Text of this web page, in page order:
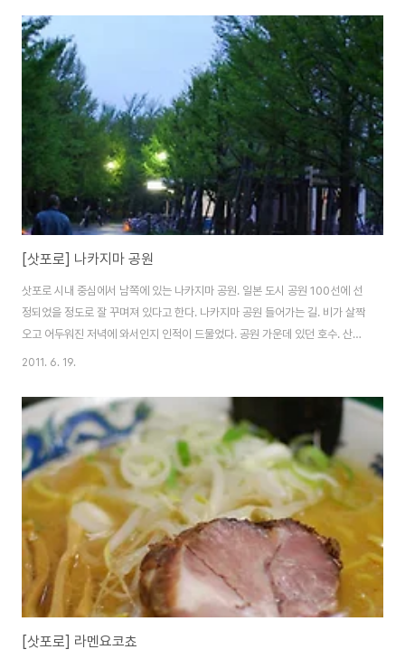
ㅋㅋㅋ짐을 방에 놓고 얼른 거리로 나갔다. 금강산도 식후경이라는 말처럼 배
가 많이 고픈 상태라 우선 라멘을 먹으러 가기로 했다.삿포로의 라멘요코츠라
는 라면골목이 있는데 거길 가기로 했다.삿포로는 겨울에 춥고 눈이 많이 와서
삿포로역에서 스스키노역까지 무려 2정거장을 지하로 연결해놓았다.지하로
해서 걸어가는데 사람들이 막 줄서있는 것을 발견했..
[삿포로] 나카지마 공원
삿포로 시내 중심에서 남쪽에 있는 나카지마 공원. 일본 도시 공원 100선에 선
정되었을 정도로 잘 꾸며져 있다고 한다. 나카지마 공원 들어가는 길. 비가 살짝
오고 어두워진 저녁에 와서인지 인적이 드물었다. 공원 가운데 있던 호수. 산책
로 중 일부 콘서트홀 삿포로시 천문대. 규모도 작고 삿포로시가 계획도시로 평
을 바라본 모습. 길이 곧게 길게 뻗어 있어 삿포로역까지 보일 것 같은 착각이
든다. (삿포로역까지는 지하철로 2정거장 거리) 저녁에 와서 제대로 풍경을 감
상하지 못했지만 여유롭게 산책하기 좋은 공원임에 틀림 없는 것 같다. #홋카
이도 #삿포로 #나카지마코엔 #나카지마 공원
2011. 6. 19.
[삿포로] 라멘요코쵸